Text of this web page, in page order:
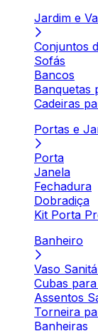
Jardim e
Conjuntos
Sofás
Bancos
Banquetas
Cadeiras
Portas e
Porta
Janela
Fechadura
Dobradiça
Kit Porta
Banheiro
Vaso
Cubas
Assentos
Torneira
Banheiras